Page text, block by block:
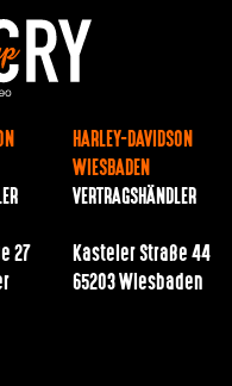
27
HARLEY-DAVIDSON
WIESBADEN
VERTRAGSHÄNDLER
Kasteler Straße 44
65203 Wiesbaden